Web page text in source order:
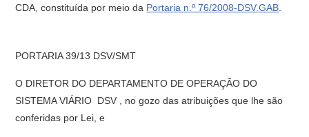
CDA, constituída por meio da Portaria n.º 76/2008-DSV.GAB
PORTARIA 39/13 DSV/SMT
O DIRETOR DO DEPARTAMENTO DE OPERAÇÃO DO
SISTEMA VIÁRIO  DSV , no gozo das atribuições que lhe são
conferidas por Lei, e